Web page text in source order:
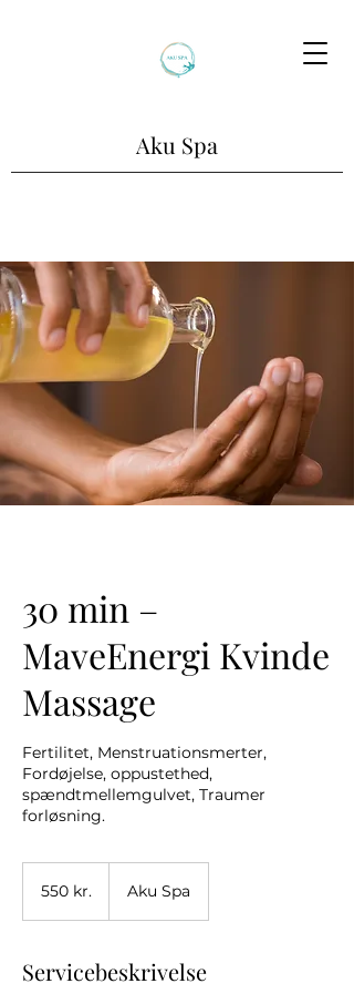
Aku Spa
30 min –
MaveEnergi Kvinde
Massage
Fertilitet, Menstruationsmerter,
Fordøjelse, oppustethed,
spændtmellemgulvet, Traumer
forløsning.
kroner550 kr. Aku Spa
Servicebeskrivelse